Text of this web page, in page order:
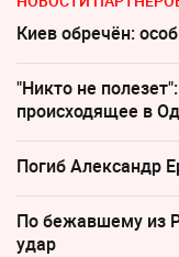
Киев обречён:
"Никто не
происходящее в
Погиб Александр
По бежавшему из
удар